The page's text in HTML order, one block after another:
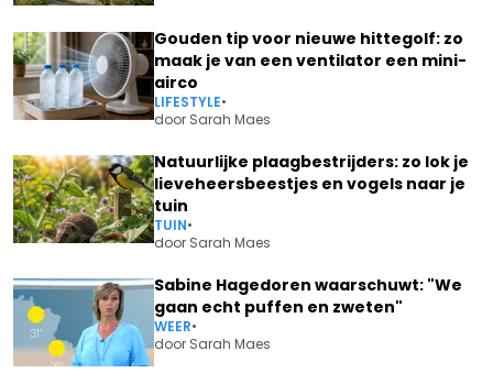
Gouden tip voor nieuwe hittegolf: zo
maak je van een ventilator een mini-
airco
LIFESTYLE•
door Sarah Maes
Natuurlijke plaagbestrijders: zo lok je
lieveheersbeestjes en vogels naar je
tuin
TUIN•
door Sarah Maes
Sabine Hagedoren waarschuwt: "We
gaan echt puffen en zweten"
WEER•
door Sarah Maes